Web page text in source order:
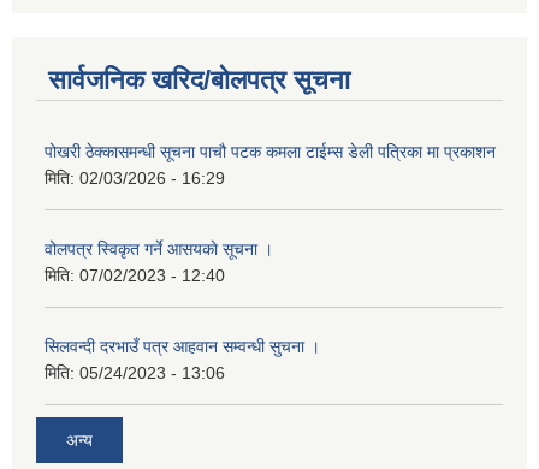
सार्वजनिक खरिद/बोलपत्र सूचना
पोखरी ठेक्कासमन्धी सूचना पाचौ पटक कमला टाईम्स डेली पत्रिका मा प्रकाशन
मिति: 02/03/2026 - 16:29
वोलपत्र स्विकृत गर्ने आसयकाे सूचना ।
मिति: 07/02/2023 - 12:40
सिलवन्दी दरभाउँ पत्र आहवान सम्वन्धी सुचना ।
मिति: 05/24/2023 - 13:06
अन्य